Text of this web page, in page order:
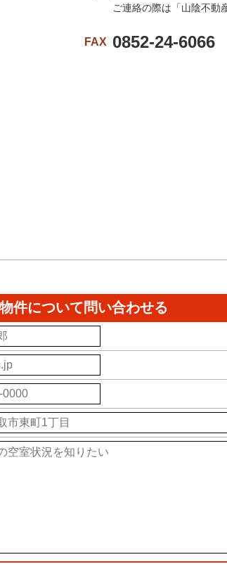
ご連絡の際は「山陰不動
FAX 0852-24-6066